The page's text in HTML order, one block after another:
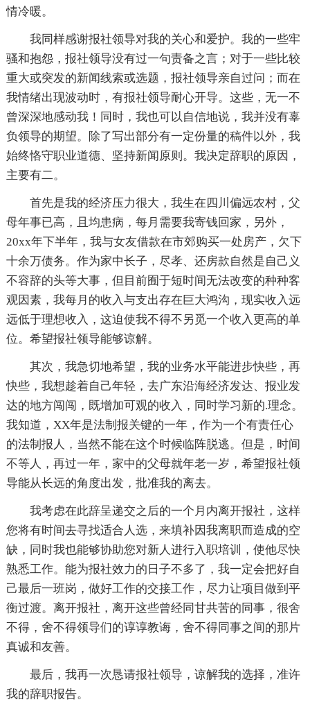
情冷暖。
我同样感谢报社领导对我的关心和爱护。我的一些牢
骚和抱怨，报社领导没有过一句责备之言；对于一些比较
重大或突发的新闻线索或选题，报社领导亲自过问；而在
我情绪出现波动时，有报社领导耐心开导。这些，无一不
曾深深地感动我！同时，我也可以自信地说，我并没有辜
负领导的期望。除了写出部分有一定份量的稿件以外，我
始终恪守职业道德、坚持新闻原则。我决定辞职的原因，
主要有二。
首先是我的经济压力很大，我生在四川偏远农村，父
母年事已高，且均患病，每月需要我寄钱回家，另外，
20xx年下半年，我与女友借款在市郊购买一处房产，欠下
十余万债务。作为家中长子，尽孝、还房款自然是自己义
不容辞的头等大事，但目前囿于短时间无法改变的种种客
观因素，我每月的收入与支出存在巨大鸿沟，现实收入远
远低于理想收入，这迫使我不得不另觅一个收入更高的单
位。希望报社领导能够谅解。
其次，我急切地希望，我的业务水平能进步快些，再
快些，我想趁着自己年轻，去广东沿海经济发达、报业发
达的地方闯闯，既增加可观的收入，同时学习新的.理念。
我知道，XX年是法制报关键的一年，作为一个有责任心
的法制报人，当然不能在这个时候临阵脱逃。但是，时间
不等人，再过一年，家中的父母就年老一岁，希望报社领
导能从长远的角度出发，批准我的离去。
我考虑在此辞呈递交之后的一个月内离开报社，这样
您将有时间去寻找适合人选，来填补因我离职而造成的空
缺，同时我也能够协助您对新人进行入职培训，使他尽快
熟悉工作。能为报社效力的日子不多了，我一定会把好自
己最后一班岗，做好工作的交接工作，尽力让项目做到平
衡过渡。离开报社，离开这些曾经同甘共苦的同事，很舍
不得，舍不得领导们的谆谆教诲，舍不得同事之间的那片
真诚和友善。
最后，我再一次恳请报社领导，谅解我的选择，准许
我的辞职报告。